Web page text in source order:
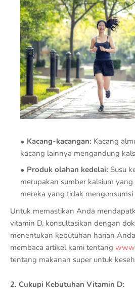
Kacang-kacangan: Kacang
kacang lainnya mengandung
Produk olahan kedelai: Susu
merupakan sumber kalsium
mereka yang tidak
Untuk memastikan Anda
vitamin D, konsultasikan dengan
menentukan kebutuhan harian
membaca artikel kami tentang
tentang makanan super untuk
2. Cukupi Kebutuhan Vitamin D: